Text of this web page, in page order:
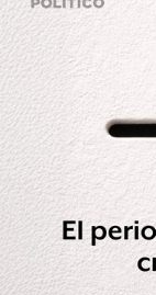
“Yendo en
Alejandro tiene
del túnel de
cobija y una
proporcionó
Con un ritmo de
explica que ante
proporcionar a la
trasladaran
les ofreció el